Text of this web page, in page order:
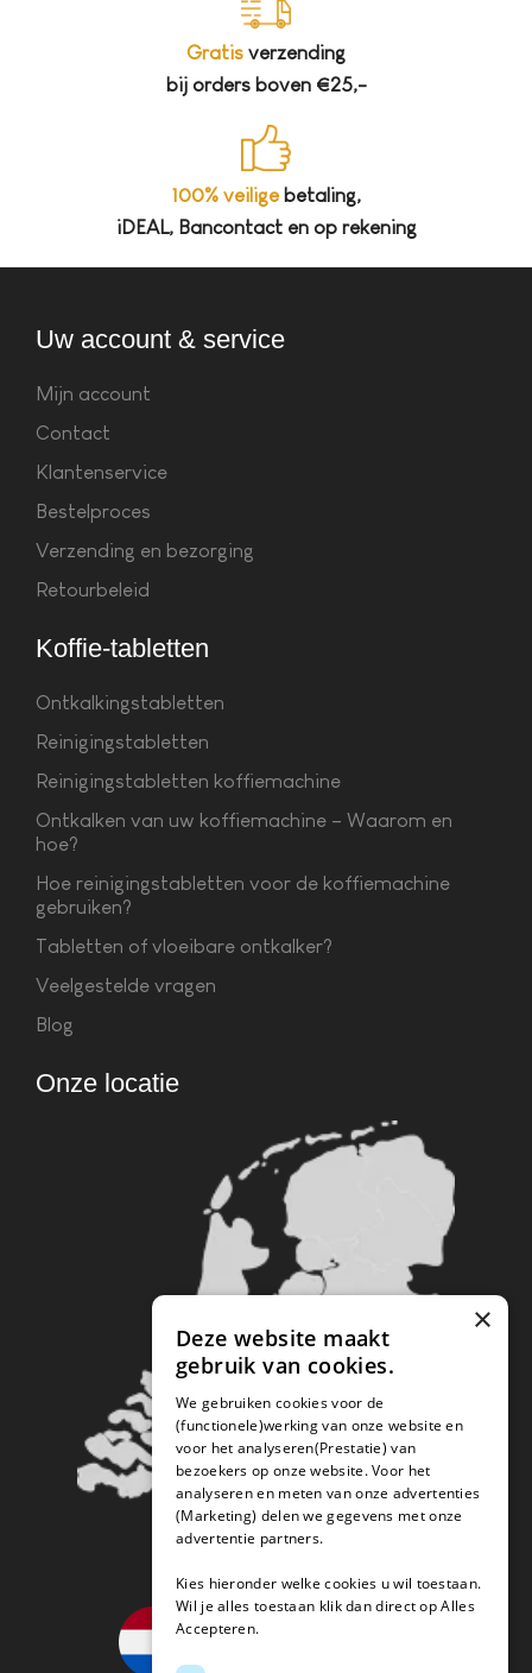
Gratis verzending
bij orders boven €25,-
100% veiligebetaling,
iDEAL, Bancontact en op rekening
Uw account & service
Mijn account
Contact
Klantenservice
Bestelproces
Verzending en bezorging
Retourbeleid
Koffie-tabletten
Ontkalkingstabletten
Reinigingstabletten
Reinigingstabletten koffiemachine
Ontkalken van uw koffiemachine – Waarom en
hoe?
Hoe reinigingstabletten voor de koffiemachine
gebruiken?
Tabletten of vloeibare ontkalker?
Veelgestelde vragen
Blog
Onze locatie
×
Deze website maakt
gebruik van cookies.
We gebruiken cookies voor de
(functionele)werking van onze website en
voor het analyseren(Prestatie) van
bezoekers op onze website. Voor het
analyseren en meten van onze advertenties
(Marketing) delen we gegevens met onze
advertentie partners.
Kies hieronder welke cookies u wil toestaan.
Wil je alles toestaan klik dan direct op Alles
Accepteren.